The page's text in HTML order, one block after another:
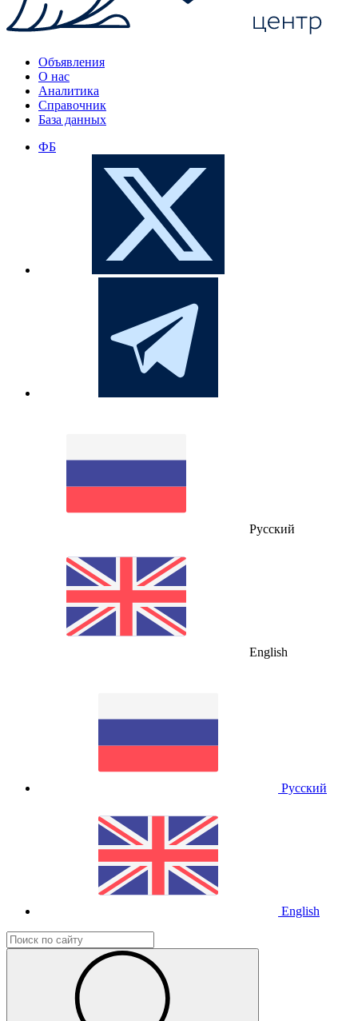
Объявления
О нас
Аналитика
Справочник
База данных
ФБ
Русский
English
Русский
English